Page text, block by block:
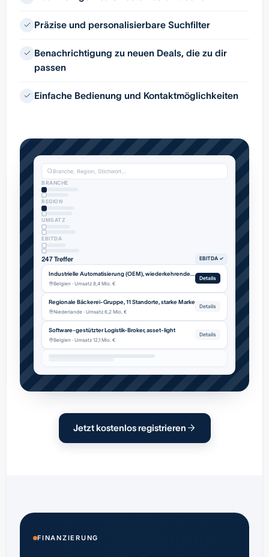
Präzise und personalisierbare Suchfilter
Benachrichtigung zu neuen Deals, die zu dir
passen
Einfache Bedienung und Kontaktmöglichkeiten
Branche, Region, Stichwort…
BRANCHE
REGION
UMSATZ
EBITDA
247 Treffer EBITDA ✓
Industrielle Automatisierung (OEM), wiederkehrender Service
Belgien · Umsatz 8,4 Mio. €
Details
Regionale Bäckerei-Gruppe, 11 Standorte, starke Marke
Niederlande · Umsatz 6,2 Mio. €
Details
Software-gestützter Logistik-Broker, asset-light
Belgien · Umsatz 12,1 Mio. €
Details
Jetzt kostenlos registrieren
FINANZIERUNG